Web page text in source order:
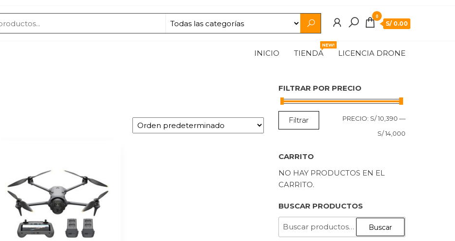
0
S/ 0.00
INICIO TIENDA
NEW!
LICENCIA DRONE
FILTRAR POR PRECIO
PRECIO
PRECIO
Filtrar PRECIO: S/ 10,390 —
S/ 14,000
CARRITO
NO HAY PRODUCTOS EN EL
CARRITO.
BUSCAR PRODUCTOS
BUSCAR
Buscar